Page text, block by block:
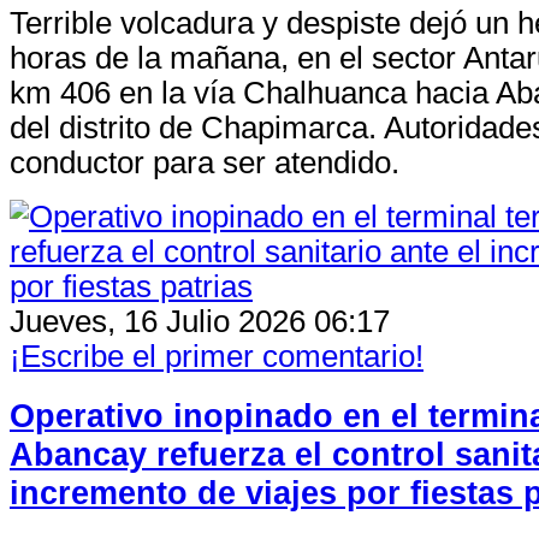
Terrible volcadura y despiste dejó un
horas de la mañana, en el sector
km 406 en la vía Chalhuanca hacia
del distrito de Chapimarca.
conductor para ser atendido.
Jueves, 16 Julio 2026 06:17
¡Escribe el primer comentario!
Operativo inopinado en el
Abancay refuerza el control
incremento de viajes por fiestas